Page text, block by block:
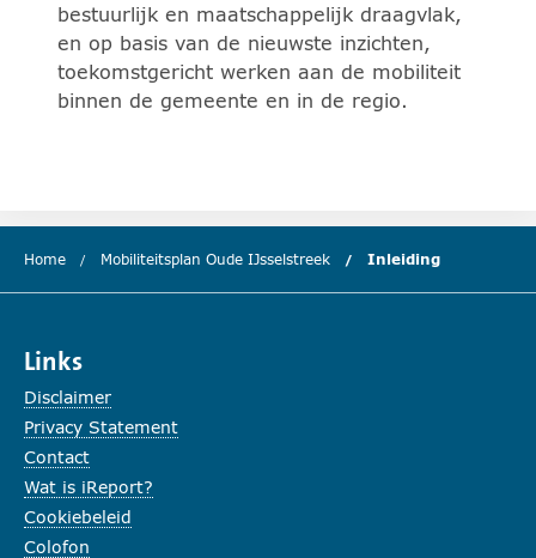
bestuurlijk en maatschappelijk draagvlak,
en op basis van de nieuwste inzichten,
toekomstgericht werken aan de mobiliteit
binnen de gemeente en in de regio.
Home Mobiliteitsplan Oude IJsselstreek Inleiding
Links
Disclaimer
Privacy Statement
Contact
Wat is iReport?
Cookiebeleid
Colofon